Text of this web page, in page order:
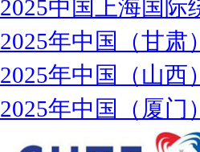
2025中国上海国际
2025年中国（甘肃
2025年中国（山西
2025年中国（厦门